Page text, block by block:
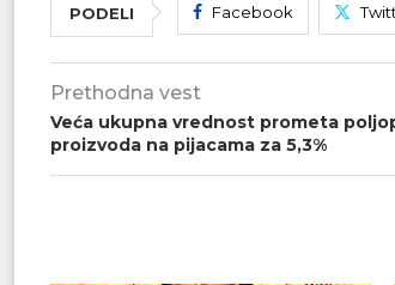
PODELI Facebook
Prethodna vest
Veća ukupna vrednost prometa
proizvoda na pijacama za 5,3%